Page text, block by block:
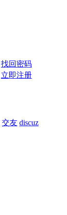
找回密码
立即注册
交友 discuz